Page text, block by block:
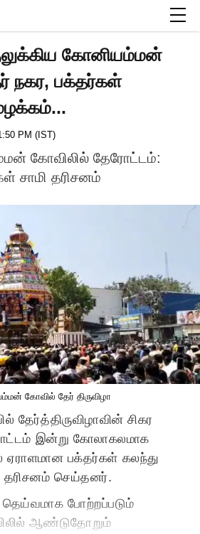
கோனியம்மன்
நகர, பக்தர்கள்
PM (IST)
கோவிலில் தேரோட்டம்:
சாமி தரிசனம்
கோவில் தேர் திருவிழா
சிகர
இன்று கோலாகலமாக
ஏராளமான பக்தர்கள் கலந்து
செய்தனர்.
போற்றப்படும்
ஆண்டுதோறும்